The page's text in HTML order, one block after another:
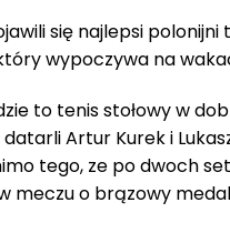
się najlepsi polonijni
wypoczywa na
to tenis stołowy w
Artur Kurek i
tego, ze po dwoch
meczu o brązowy